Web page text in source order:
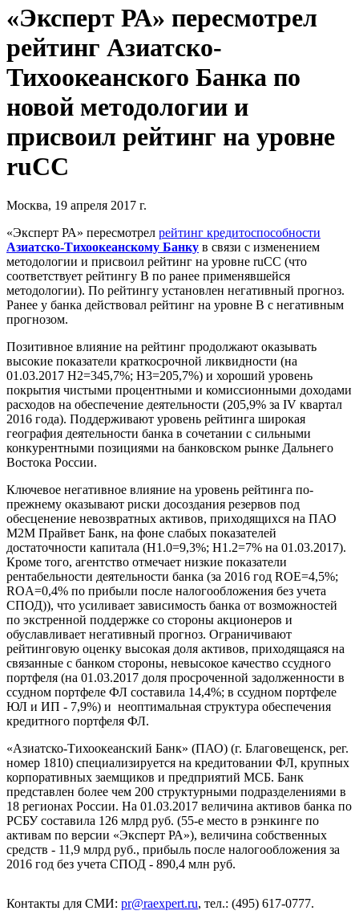
«Эксперт РА» пересмотрел
рейтинг Азиатско-
Тихоокеанского Банка по
новой методологии и
присвоил рейтинг на уровне
ruCC
Москва, 19 апреля 2017 г.
«Эксперт РА» пересмотрел рейтинг кредитоспособности
Азиатско-Тихоокеанскому Банку в связи с изменением
методологии и присвоил рейтинг на уровне ruCC (что
соответствует рейтингу B по ранее применявшейся
методологии). По рейтингу установлен негативный прогноз.
Ранее у банка действовал рейтинг на уровне В с негативным
прогнозом.
Позитивное влияние на рейтинг продолжают оказывать
высокие показатели краткосрочной ликвидности (на
01.03.2017 Н2=345,7%; Н3=205,7%) и хороший уровень
покрытия чистыми процентными и комиссионными доходами
расходов на обеспечение деятельности (205,9% за IV квартал
2016 года). Поддерживают уровень рейтинга широкая
география деятельности банка в сочетании с сильными
конкурентными позициями на банковском рынке Дальнего
Востока России.
Ключевое негативное влияние на уровень рейтинга по-
прежнему оказывают риски досоздания резервов под
обесценение невозвратных активов, приходящихся на ПАО
М2М Прайвет Банк, на фоне слабых показателей
достаточности капитала (Н1.0=9,3%; Н1.2=7% на 01.03.2017).
Кроме того, агентство отмечает низкие показатели
рентабельности деятельности банка (за 2016 год ROE=4,5%;
ROA=0,4% по прибыли после налогообложения без учета
СПОД)), что усиливает зависимость банка от возможностей
по экстренной поддержке со стороны акционеров и
обуславливает негативный прогноз. Ограничивают
рейтинговую оценку высокая доля активов, приходящаяся на
связанные с банком стороны, невысокое качество ссудного
портфеля (на 01.03.2017 доля просроченной задолженности в
ссудном портфеле ФЛ составила 14,4%; в ссудном портфеле
ЮЛ и ИП - 7,9%) и неоптимальная структура обеспечения
кредитного портфеля ФЛ.
«Азиатско-Тихоокеанский Банк» (ПАО) (г. Благовещенск, рег.
номер 1810) специализируется на кредитовании ФЛ, крупных
корпоративных заемщиков и предприятий МСБ. Банк
представлен более чем 200 структурными подразделениями в
18 регионах России. На 01.03.2017 величина активов банка по
РСБУ составила 126 млрд руб. (55-е место в рэнкинге по
активам по версии «Эксперт РА»), величина собственных
средств - 11,9 млрд руб., прибыль после налогообложения за
2016 год без учета СПОД - 890,4 млн руб.
Контакты для СМИ: pr@raexpert.ru, тел.: (495) 617-0777.